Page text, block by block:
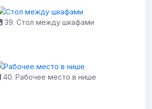
39. Стол между шкафами
40. Рабочее место в нише